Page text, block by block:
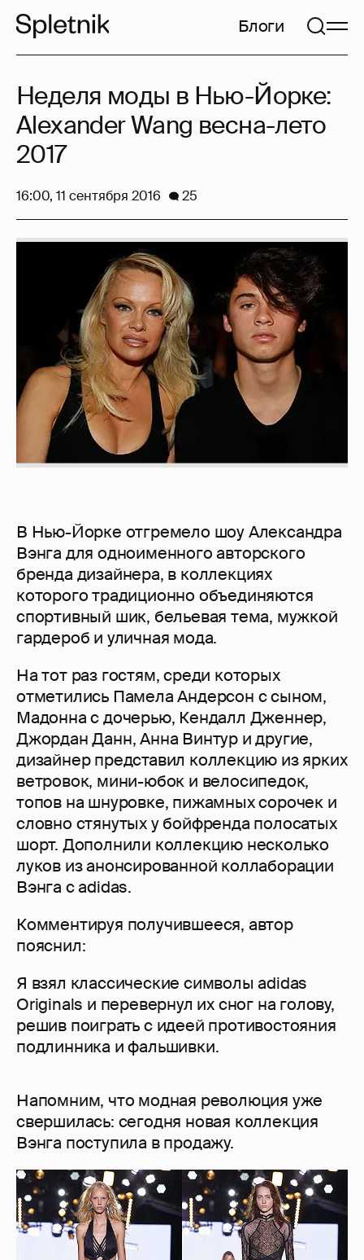
Блоги
В Нью-Йорке отгремело шоу Александра
Вэнга для одноименного авторского
бренда дизайнера, в коллекциях
которого традиционно объединяются
спортивный шик, бельевая тема, мужкой
гардероб и уличная мода.
На тот раз гостям, среди которых
отметились Памела Андерсон с сыном,
Мадонна с дочерью, Кендалл Дженнер,
Джордан Данн, Анна Винтур и другие,
дизайнер представил коллекцию из ярких
ветровок, мини-юбок и велосипедок,
топов на шнуровке, пижамных сорочек и
словно стянутых у бойфренда полосатых
шорт. Дополнили коллекцию несколько
луков из анонсированной коллаборации
Вэнга с adidas.
Комментируя получившееся, автор
пояснил:
Я взял классические символы adidas
Originals и перевернул их сног на голову,
решив поиграть с идеей противостояния
подлинника и фальшивки.
Напомним, что модная революция уже
свершилась: сегодня новая коллекция
Вэнга поступила в продажу.
Неделя моды в Нью-Йорке:
Alexander Wang весна-лето
2017
16:00, 11 сентября 2016 25